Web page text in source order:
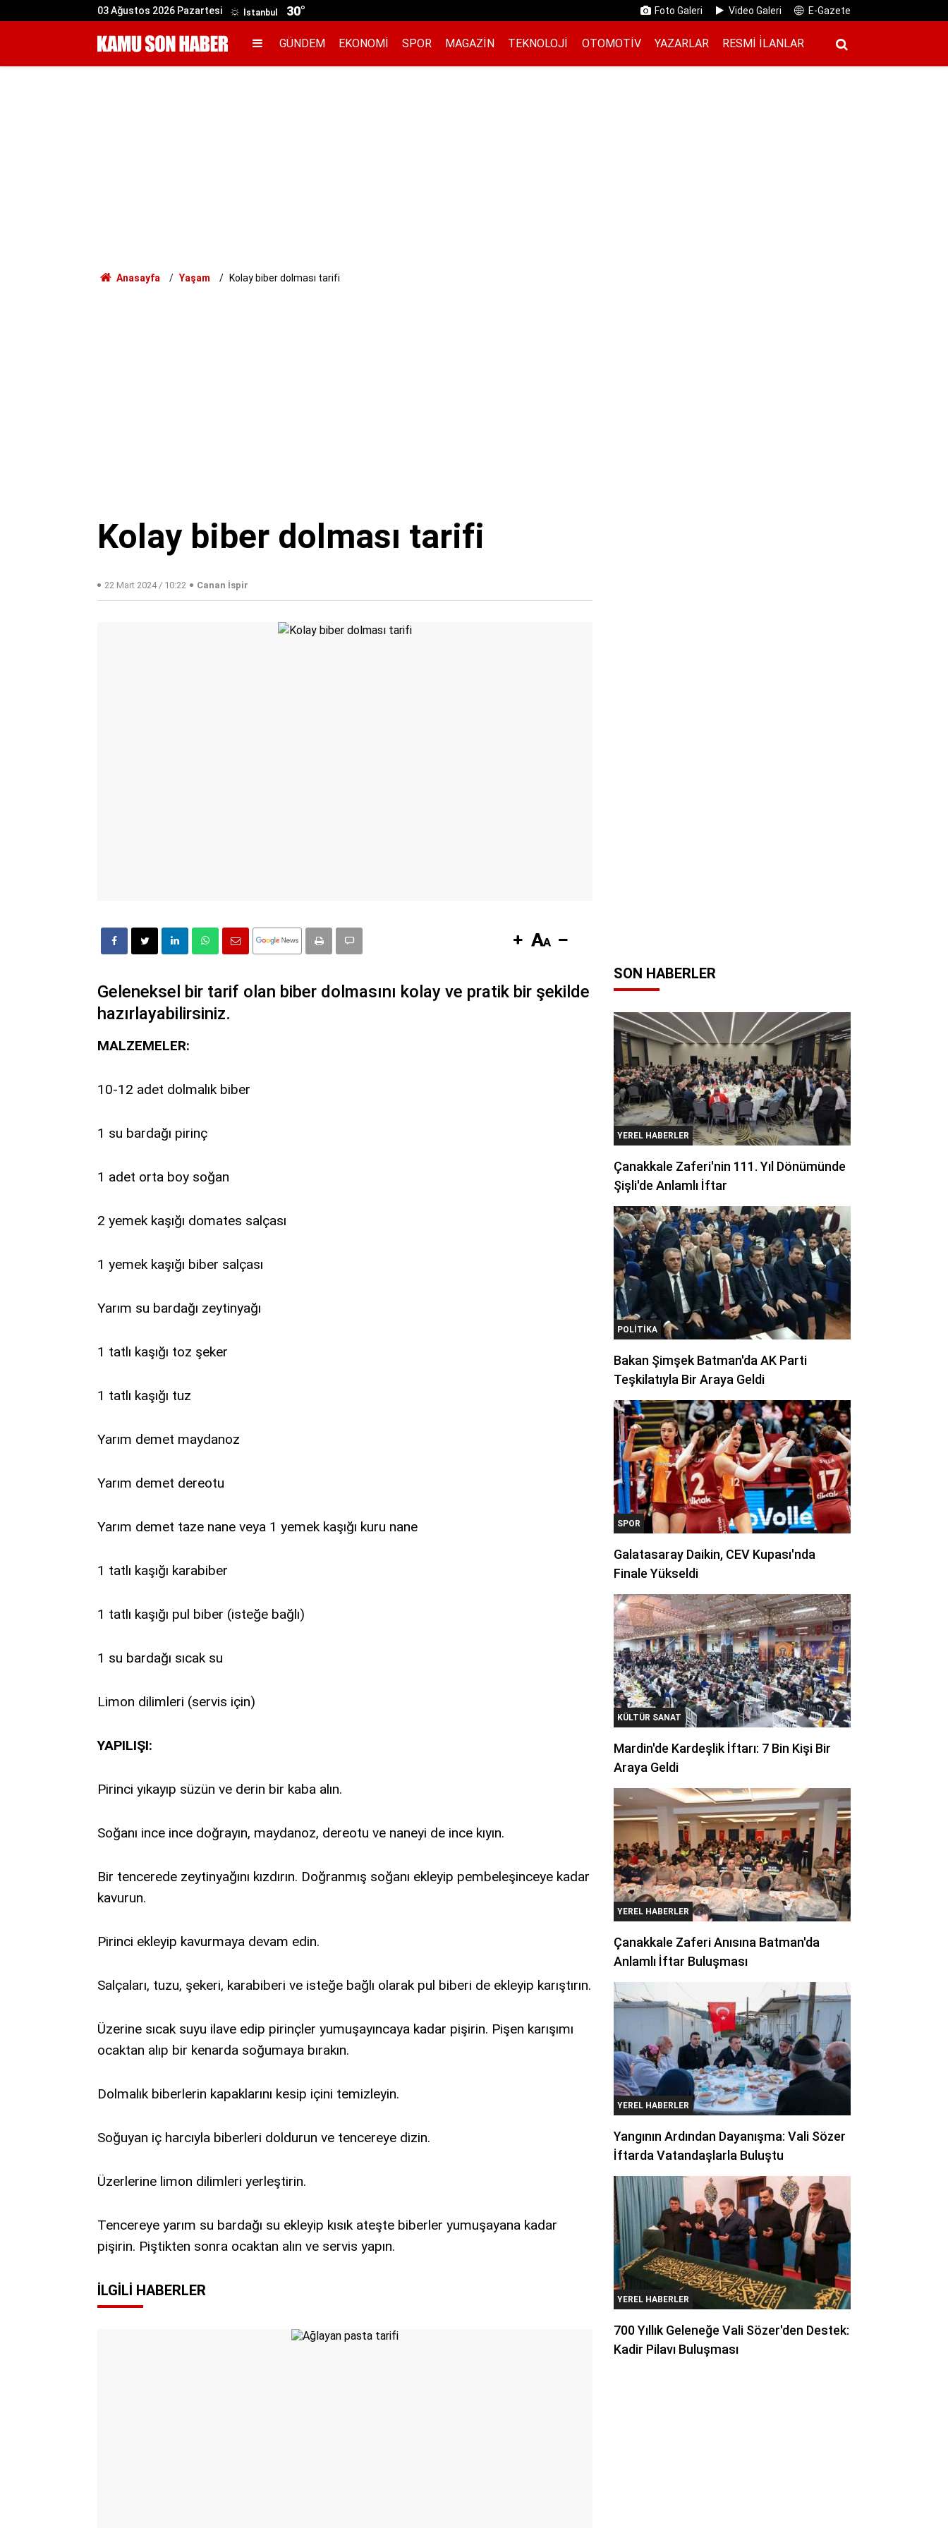
03 Ağustos 2026 Pazartesi İstanbul 30° Foto Galeri Video Galeri E-Gazete
GÜNDEM EKONOMI SPOR MAGAZIN TEKNOLOJI OTOMOTIV YAZARLAR RESMI İ̇LANLAR
Anasayfa Yaşam Kolay biber dolması tarifi
Kolay biber dolması tarifi
22 Mart 2024 / 10:22 Canan İspir
Geleneksel bir tarif olan biber dolmasını kolay ve pratik bir şekilde
hazırlayabilirsiniz.
MALZEMELER:
10-12 adet dolmalık biber
1 su bardağı pirinç
1 adet orta boy soğan
2 yemek kaşığı domates salçası
1 yemek kaşığı biber salçası
Yarım su bardağı zeytinyağı
1 tatlı kaşığı toz şeker
1 tatlı kaşığı tuz
Yarım demet maydanoz
Yarım demet dereotu
Yarım demet taze nane veya 1 yemek kaşığı kuru nane
1 tatlı kaşığı karabiber
1 tatlı kaşığı pul biber (isteğe bağlı)
1 su bardağı sıcak su
Limon dilimleri (servis için)
YAPILIŞI:
Pirinci yıkayıp süzün ve derin bir kaba alın.
Soğanı ince ince doğrayın, maydanoz, dereotu ve naneyi de ince kıyın.
Bir tencerede zeytinyağını kızdırın. Doğranmış soğanı ekleyip pembeleşinceye kadar
kavurun.
Pirinci ekleyip kavurmaya devam edin.
Salçaları, tuzu, şekeri, karabiberi ve isteğe bağlı olarak pul biberi de ekleyip karıştırın.
Üzerine sıcak suyu ilave edip pirinçler yumuşayıncaya kadar pişirin. Pişen karışımı
ocaktan alıp bir kenarda soğumaya bırakın.
Dolmalık biberlerin kapaklarını kesip içini temizleyin.
Soğuyan iç harcıyla biberleri doldurun ve tencereye dizin.
Üzerlerine limon dilimleri yerleştirin.
Tencereye yarım su bardağı su ekleyip kısık ateşte biberler yumuşayana kadar
pişirin. Piştikten sonra ocaktan alın ve servis yapın.
İLGILI HABERLER
SON HABERLER
YEREL HABERLER
Çanakkale Zaferi'nin 111. Yıl Dönümünde
Şişli'de Anlamlı İftar
POLITIKA
Bakan Şimşek Batman'da AK Parti
Teşkilatıyla Bir Araya Geldi
SPOR
Galatasaray Daikin, CEV Kupası'nda
Finale Yükseldi
KÜLTÜR SANAT
Mardin'de Kardeşlik İftarı: 7 Bin Kişi Bir
Araya Geldi
YEREL HABERLER
Çanakkale Zaferi Anısına Batman'da
Anlamlı İftar Buluşması
YEREL HABERLER
Yangının Ardından Dayanışma: Vali Sözer
İftarda Vatandaşlarla Buluştu
YEREL HABERLER
700 Yıllık Geleneğe Vali Sözer'den Destek:
Kadir Pilavı Buluşması